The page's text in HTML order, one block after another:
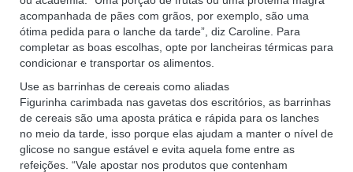
acompanhada de pães com grãos, por exemplo, são uma
ótima pedida para o lanche da tarde”, diz Caroline. Para
completar as boas escolhas, opte por lancheiras térmicas para
condicionar e transportar os alimentos.
Use as barrinhas de cereais como aliadas
Figurinha carimbada nas gavetas dos escritórios, as barrinhas
de cereais são uma aposta prática e rápida para os lanches
no meio da tarde, isso porque elas ajudam a manter o nível de
glicose no sangue estável e evita aquela fome entre as
refeições. “Vale apostar nos produtos que contenham